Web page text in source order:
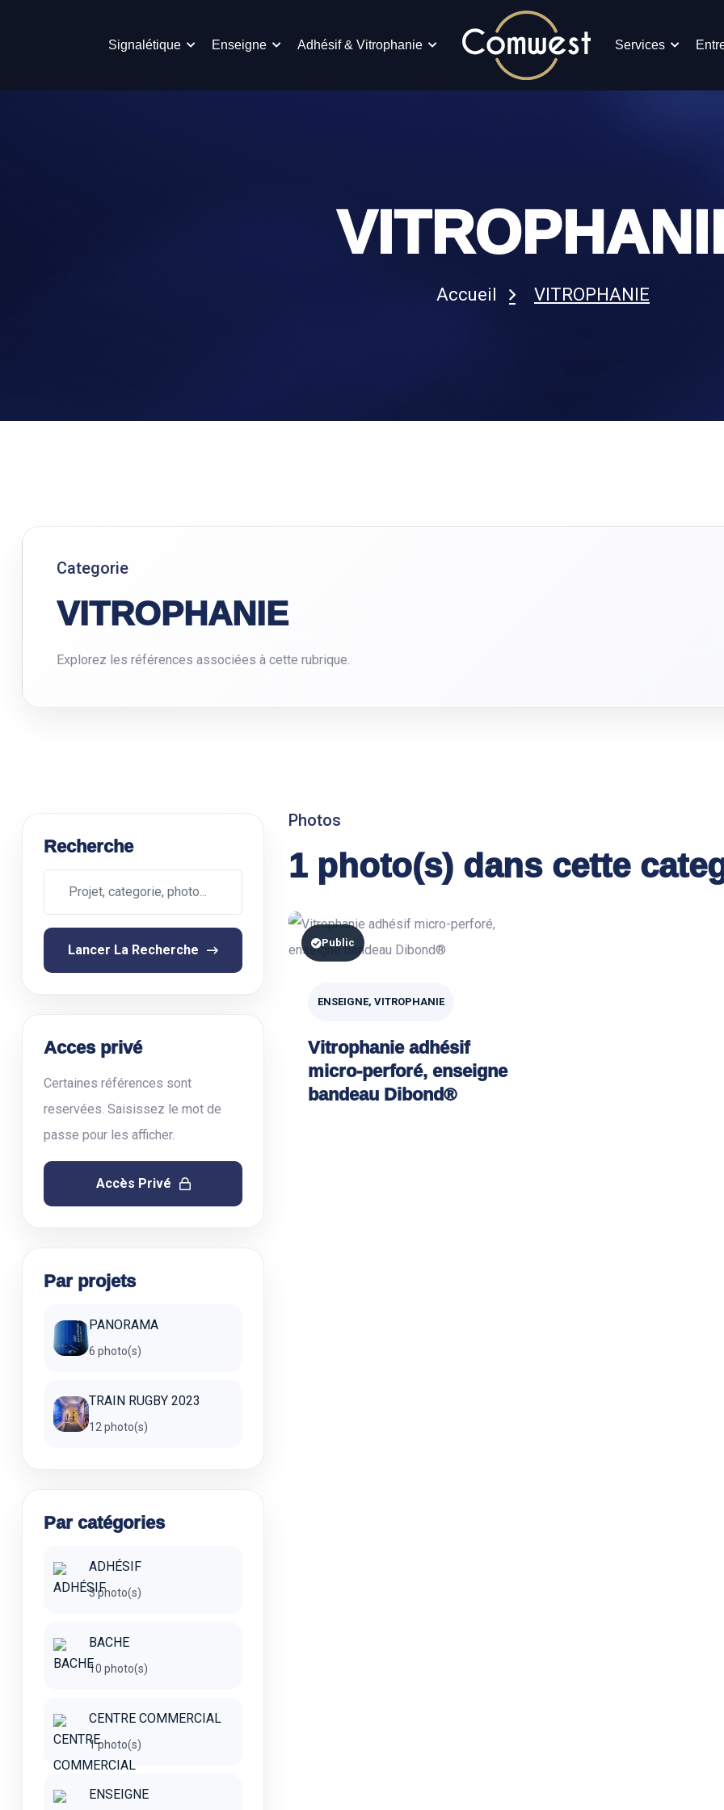
Signalétique Enseigne Adhésif & Vitrophanie Services
Accueil VITROPHANIE
Categorie
VITROPHANIE
Explorez les références associées à cette rubrique.
Recherche
Lancer La Recherche
Acces privé
Certaines références sont
reservées. Saisissez le mot de
passe pour les afficher.
Accès Privé
Par projets
PANORAMA
6 photo(s)
TRAIN RUGBY 2023
12 photo(s)
Par catégories
ADHÉSIF
3 photo(s)
BACHE
10 photo(s)
CENTRE COMMERCIAL
1 photo(s)
ENSEIGNE
Photos
1 photo(s) dans cette
Public
ENSEIGNE, VITROPHANIE
Vitrophanie adhésif
micro-perforé, enseigne
bandeau Dibond®